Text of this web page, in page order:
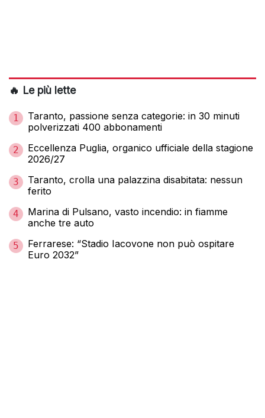
🔥 Le più lette
1
Taranto, passione senza categorie: in 30 minuti
polverizzati 400 abbonamenti
2
Eccellenza Puglia, organico ufficiale della stagione
2026/27
3
Taranto, crolla una palazzina disabitata: nessun
ferito
4
Marina di Pulsano, vasto incendio: in fiamme
anche tre auto
5
Ferrarese: “Stadio Iacovone non può ospitare
Euro 2032”